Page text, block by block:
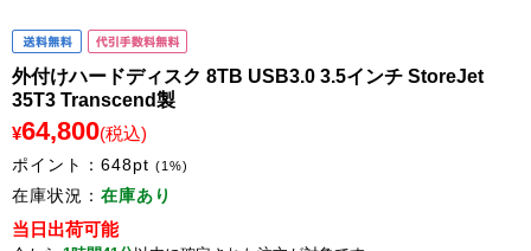
外付けハードディスク 8TB USB3.0 3.5インチ StoreJet
35T3 Transcend製
¥64,800(税込)
ポイント： 648pt (1%)
在庫状況： 在庫あり
当日出荷可能